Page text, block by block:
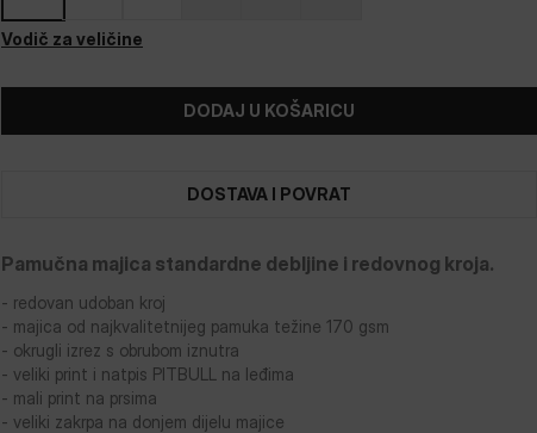
Vodič za veličine
DODAJ U KOŠARICU
DOSTAVA I POVRAT
Pamučna majica standardne debljine i redovnog kroja.
- redovan udoban kroj
- majica od najkvalitetnijeg pamuka težine 170 gsm
- okrugli izrez s obrubom iznutra
- veliki print i natpis PITBULL na leđima
- mali print na prsima
- veliki zakrpa na donjem dijelu majice